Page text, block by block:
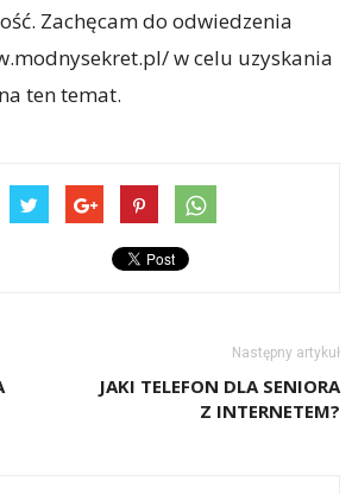
Zachęcam do odwiedzenia
w celu uzyskania
ten temat.
Następny artykuł
JAKI TELEFON DLA SENIORA
Z INTERNETEM?